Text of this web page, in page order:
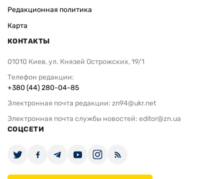
Редакционная политика
Карта
КОНТАКТЫ
01010 Киев, ул. Князей Острожских, 19/1
Телефон редакции:
+380 (44) 280-04-85
Электронная почта редакции: zn94@ukr.net
Электронная почта службы новостей: editor@zn.ua
СОЦСЕТИ